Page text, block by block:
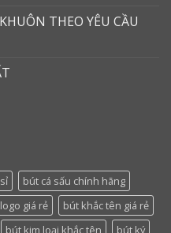
THEO YÊU CẦU
bút cá sấu chính hãng
giá rẻ
bút khắc tên giá rẻ
bút kim loại khắc tên
bút ký